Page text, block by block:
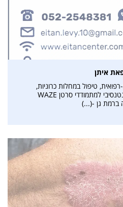
איתן
טיפול במחלות כרוניות,
בכאבים ובדלקות, ליווי אינטנסיבי למתמודדי סרטן WAZE
ברמת גן -(...)